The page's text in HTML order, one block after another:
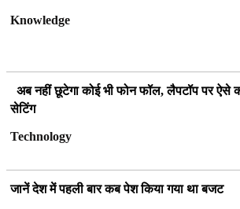
Knowledge
अब नहीं छूटेगा कोई भी फोन फॉल, लैपटॉप पर ऐसे
सेटिंग
Technology
जानें देश में पहली बार कब पेश किया गया था बजट